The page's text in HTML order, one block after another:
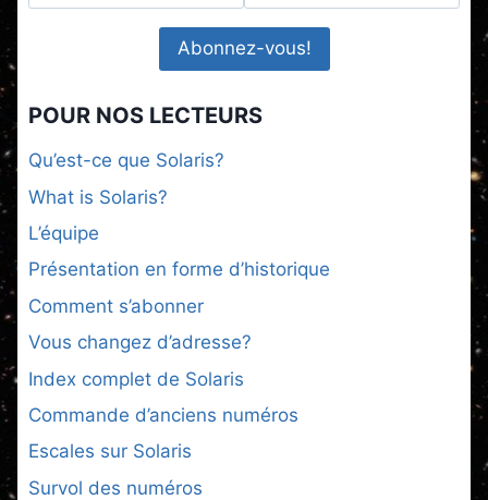
POUR NOS LECTEURS
Qu’est-ce que Solaris?
What is Solaris?
L’équipe
Présentation en forme d’historique
Comment s’abonner
Vous changez d’adresse?
Index complet de Solaris
Commande d’anciens numéros
Escales sur Solaris
Survol des numéros